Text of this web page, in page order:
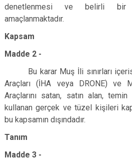
denetlenmesi ve belirli bir
amaçlanmaktadır.
Kapsam
Madde 2 -
Bu karar Muş İli sınırları
Araçları (İHA veya DRONE) ve
Araçlarını satan, satın alan,
kullanan gerçek ve tüzel kişileri
bu kapsamın dışındadır.
Tanım
Madde 3 -